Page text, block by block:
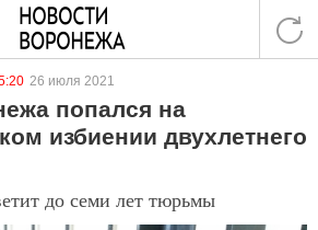
26 июля 2021
попался на
избиении двухлетнего
до семи лет тюрьмы